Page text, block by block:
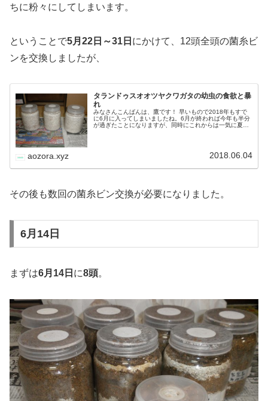
ちに粉々にしてしまいます。
ということで5月22日～31日 にかけて、12頭全頭の菌糸ビ
ンを交換しましたが、
タランドゥスオオツヤクワガタの幼虫の食欲と暴
れ
みなさんこんばんは、鷹です！ 早いもので2018年もすで
に6月に入ってしまいましたね。6月が終われば今年も半分
が過ぎたことになりますが、同時にこれからは一気に夏へ
aozora.xyz 2018.06.04
その後も数回の菌糸ビン交換が必要になりました。
6月14日
まずは6月14日 に8頭。